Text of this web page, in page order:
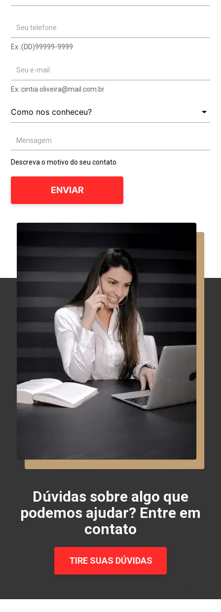
Seu telefone
Ex.:(DD)99999-9999
Seu e-mail
Ex.:cintia.oliveira@mail.com.br
Mensagem
Descreva o motivo do seu contato
ENVIAR
Dúvidas sobre algo que
podemos ajudar? Entre em
contato
TIRE SUAS DÚVIDAS